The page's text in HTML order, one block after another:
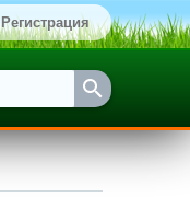
Регистрация